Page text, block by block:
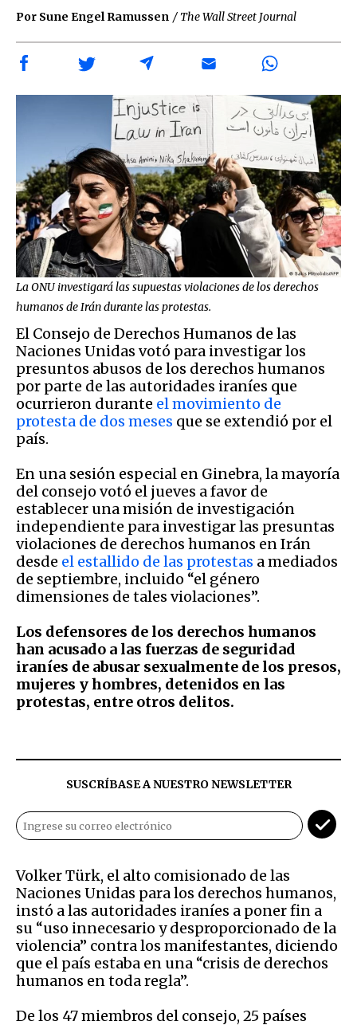
Por Sune Engel Ramussen / The Wall Street Journal
La ONU investigará las supuestas violaciones de los derechos
humanos de Irán durante las protestas.
El Consejo de Derechos Humanos de las
Naciones Unidas votó para investigar los
presuntos abusos de los derechos humanos
por parte de las autoridades iraníes que
ocurrieron durante el movimiento de
protesta de dos meses que se extendió por el
país.
En una sesión especial en Ginebra, la mayoría
del consejo votó el jueves a favor de
establecer una misión de investigación
independiente para investigar las presuntas
violaciones de derechos humanos en Irán
desde el estallido de las protestas a mediados
de septiembre, incluido “el género
dimensiones de tales violaciones”.
Los defensores de los derechos humanos
han acusado a las fuerzas de seguridad
iraníes de abusar sexualmente de los presos,
mujeres y hombres, detenidos en las
protestas, entre otros delitos.
SUSCRÍBASE A NUESTRO NEWSLETTER
Volker Türk, el alto comisionado de las
Naciones Unidas para los derechos humanos,
instó a las autoridades iraníes a poner fin a
su “uso innecesario y desproporcionado de la
violencia” contra los manifestantes, diciendo
que el país estaba en una “crisis de derechos
humanos en toda regla”.
De los 47 miembros del consejo, 25 países